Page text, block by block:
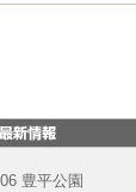
豊平公園